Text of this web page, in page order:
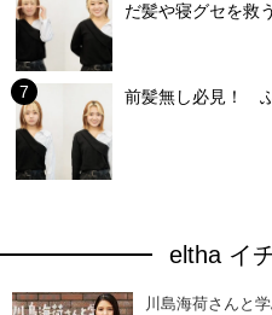
だ髪や寝グセを救
前髪無し必見！
eltha イ
川島海荷さんと